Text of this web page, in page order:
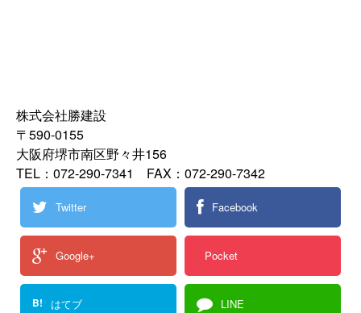
株式会社勝建設
〒590-0155
大阪府堺市南区野々井156
TEL：072-290-7341 FAX：072-290-7342
Twitter Facebook
Google+ Pocket
B! はてブ LINE